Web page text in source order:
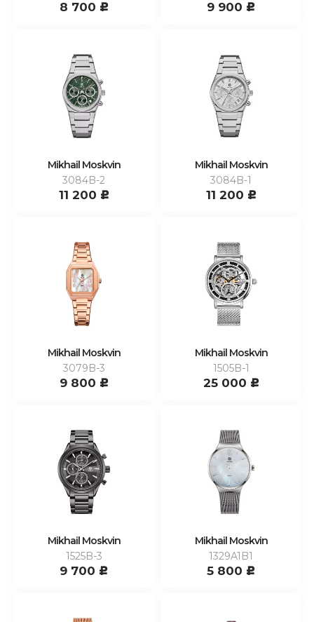
8 700 c 9 900 c
Mikhail Moskvin
3084B-2
11 200 c
Mikhail Moskvin
3084B-1
11 200 c
Mikhail Moskvin
3079B-3
9 800 c
Mikhail Moskvin
1505B-1
25 000 c
Mikhail Moskvin
1525B-3
9 700 c
Mikhail Moskvin
1329A1B1
5 800 c